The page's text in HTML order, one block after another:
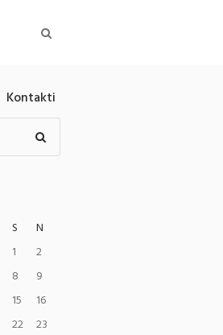
Kontakti
S
N
1
2
8
9
15
16
22
23